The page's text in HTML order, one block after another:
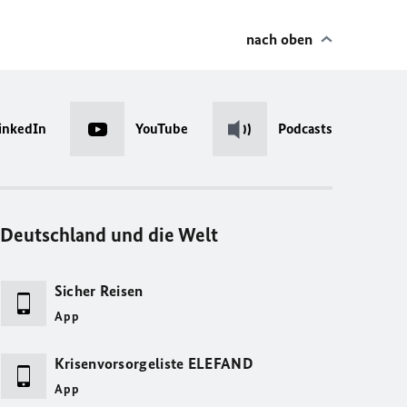
nach oben
YouTube Podcasts
Deutschland und die Welt
Sicher Reisen
App
Krisenvorsorgeliste ELEFAND
App